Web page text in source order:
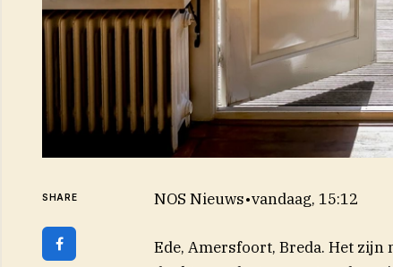
SHARE NOS Nieuws•vandaag, 15:12
Ede, Amersfoort, Breda. Het